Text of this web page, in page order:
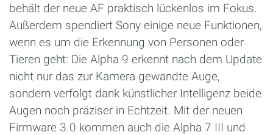
behält der neue AF praktisch lückenlos im Fokus.
Außerdem spendiert Sony einige neue Funktionen,
wenn es um die Erkennung von Personen oder
Tieren geht: Die Alpha 9 erkennt nach dem Update
nicht nur das zur Kamera gewandte Auge,
sondern verfolgt dank künstlicher Intelligenz beide
Augen noch präziser in Echtzeit. Mit der neuen
Firmware 3.0 kommen auch die Alpha 7 III und